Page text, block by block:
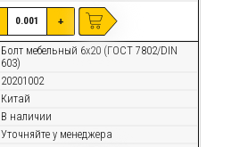
+
Болт мебельный 6х20 (ГОСТ 7802/DIN
603)
20201002
Китай
В наличии
Уточняйте у менеджера